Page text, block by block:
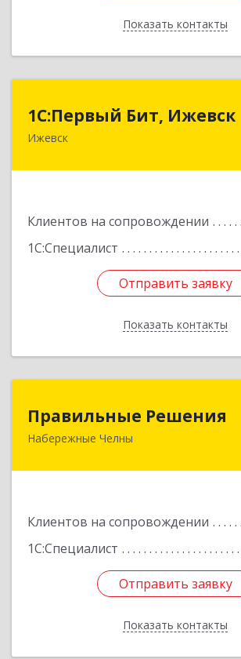
Показать контакты
Назад
1С:Первый Бит, Ижевск
Ижевск
Клиентов на сопровождении
1С:Специалист
Отправить заявку
Показать контакты
1С:Первый
Отправить заявку
Назад
Правильные Решения
Набережные Челны
Клиентов на сопровождении
1С:Специалист
Отправить заявку
Показать контакты
423832, Татарстан Респ,
Отправить заявку
Назад